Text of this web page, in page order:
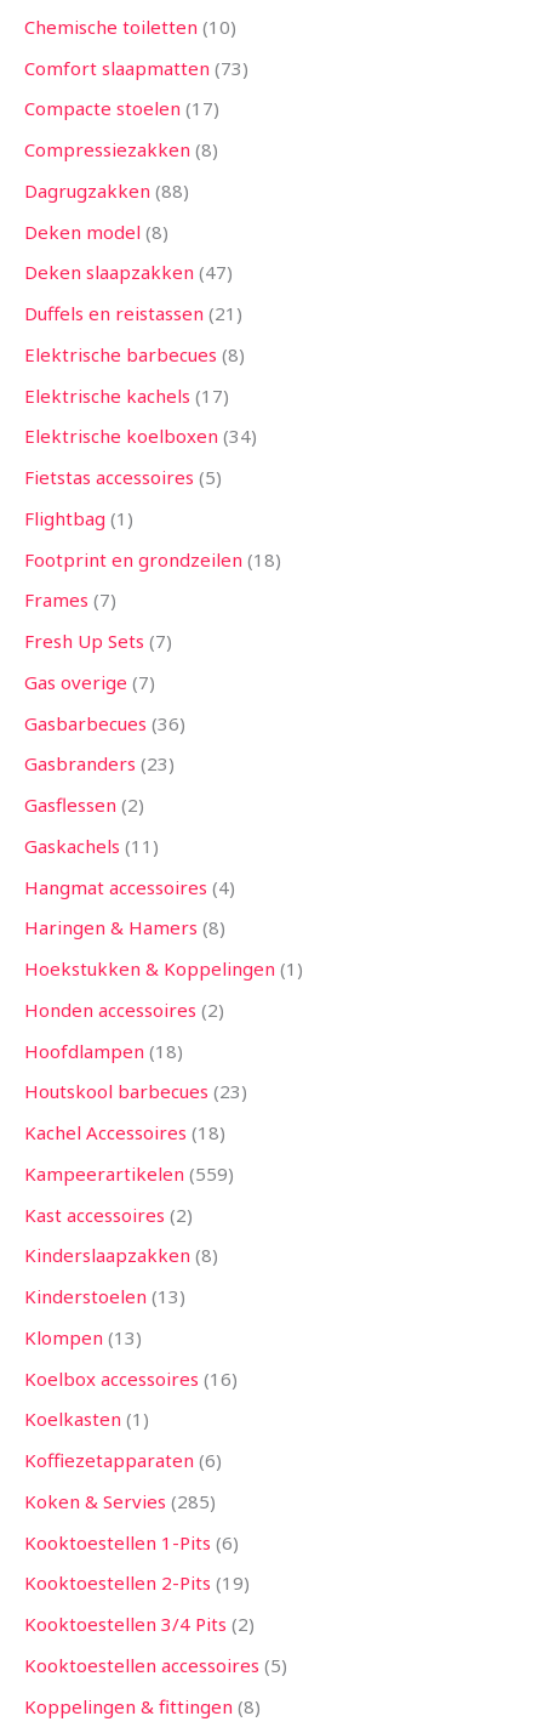
Chemische toiletten 10
Comfort slaapmatten 73
Compacte stoelen 17
Compressiezakken 8
Dagrugzakken 88
Deken model 8
Deken slaapzakken 47
Duffels en reistassen 21
Elektrische barbecues 8
Elektrische kachels 17
Elektrische koelboxen 34
Fietstas accessoires 5
Flightbag 1
Footprint en grondzeilen 18
Frames 7
Fresh Up Sets 7
Gas overige 7
Gasbarbecues 36
Gasbranders 23
Gasflessen 2
Gaskachels 11
Hangmat accessoires 4
Haringen & Hamers 8
Hoekstukken & Koppelingen 1
Honden accessoires 2
Hoofdlampen 18
Houtskool barbecues 23
Kachel Accessoires 18
Kampeerartikelen 559
Kast accessoires 2
Kinderslaapzakken 8
Kinderstoelen 13
Klompen 13
Koelbox accessoires 16
Koelkasten 1
Koffiezetapparaten 6
Koken & Servies 285
Kooktoestellen 1-Pits 6
Kooktoestellen 2-Pits 19
Kooktoestellen 3/4 Pits 2
Kooktoestellen accessoires 5
Koppelingen & fittingen 8